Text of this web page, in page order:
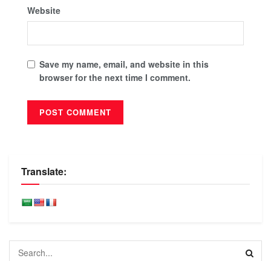
Website
Save my name, email, and website in this
browser for the next time I comment.
Translate: